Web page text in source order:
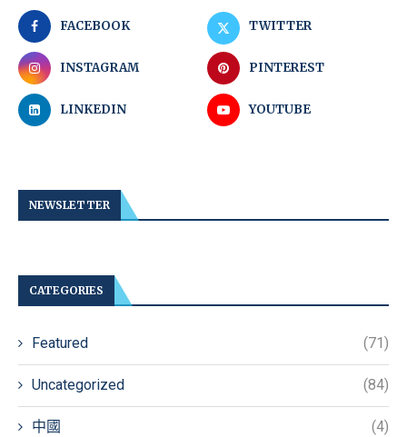
FACEBOOK TWITTER
INSTAGRAM PINTEREST
LINKEDIN YOUTUBE
NEWSLETTER
CATEGORIES
Featured (71)
Uncategorized (84)
中國 (4)